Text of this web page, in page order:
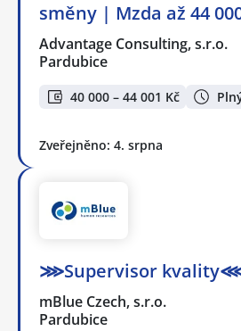
směny | Mzda až 44
Advantage Consulting, s.r.o.
Pardubice
40 000 – 44 001 Kč
Zveřejněno: 4. srpna
⋙Supervisor
mBlue Czech, s.r.o.
Pardubice